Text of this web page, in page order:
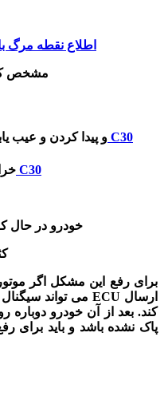
اطلاع نقطه مرگ
-مشخص
و پیدا کردن و عیب سنسور موقعیت میل لنگ ولکس C30
سنسور موقعیت میل لنگ ولکس C30
-خودرو در
-کثیفی و تجمیع براده در اطراف موتور
برای رفع این مشکل اگر
کند. بعد از آن خودرو